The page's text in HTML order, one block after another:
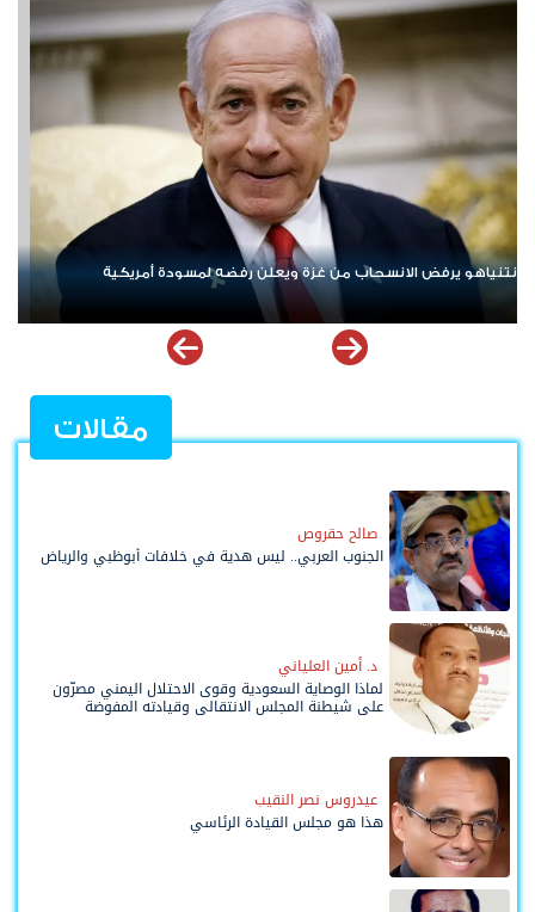
ردا على «خروقات» حزب الله.. إسرائيل تشن ضربات على جنوب لبنان
مقالات
صالح حقروص
الجنوب العربي.. ليس هدية في خلافات أبوظبي والرياض
د. أمين العلياني
لماذا الوصاية السعودية وقوى الاحتلال اليمني مصرّون
على شيطنة المجلس الانتقالي وقيادته المفوضة
عيدروس نصر النقيب
هذا هو مجلس القيادة الرئاسي